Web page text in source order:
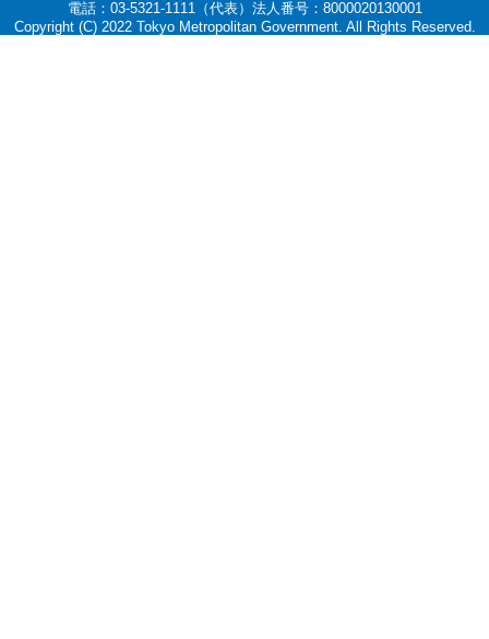
ー
電話：03-5321-1111（代表）法人番号：8000020130001
Copyright (C) 2022 Tokyo Metropolitan Government. All Rights Reserved.